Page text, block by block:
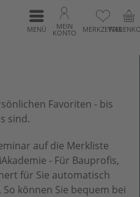
MERKZETTEL
MEIN
KONTO
MENÜ
Favoriten - bis
sind.
auf die Merkliste
- Für Bauprofis,
für Sie automatisch
können Sie bequem bei